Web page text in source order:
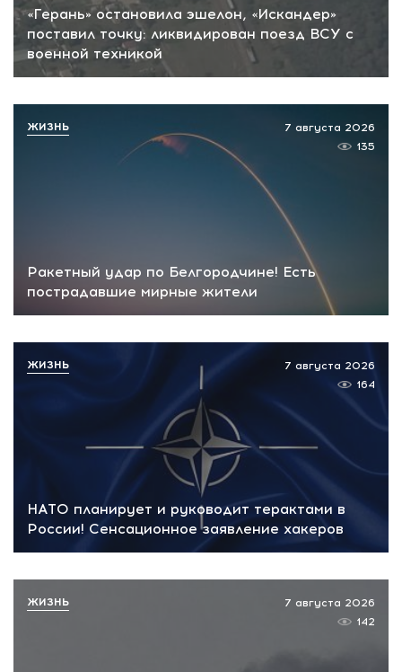
«Герань» остановила эшелон, «Искандер»
поставил точку: ликвидирован поезд ВСУ с
военной техникой
Ракетный удар по Белгородчине! Есть
пострадавшие мирные жители
7 августа 2026
135
ЖИЗНЬ
НАТО планирует и руководит терактами в
России! Сенсационное заявление хакеров
7 августа 2026
164
ЖИЗНЬ
7 августа 2026
142
ЖИЗНЬ